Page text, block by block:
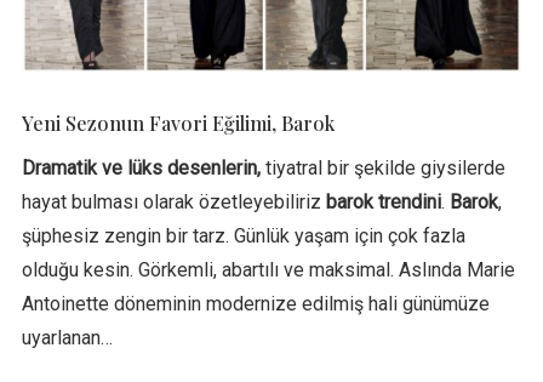
Yeni Sezonun Favori Eğilimi, Barok
Dramatik ve lüks desenlerin,tiyatral bir şekilde giysilerde
hayat bulması olarak özetleyebiliriz barok trendini. Barok,
şüphesiz zengin bir tarz. Günlük yaşam için çok fazla
olduğu kesin. Görkemli, abartılı ve maksimal. Aslında Marie
Antoinette döneminin modernize edilmiş hali günümüze
uyarlanan…